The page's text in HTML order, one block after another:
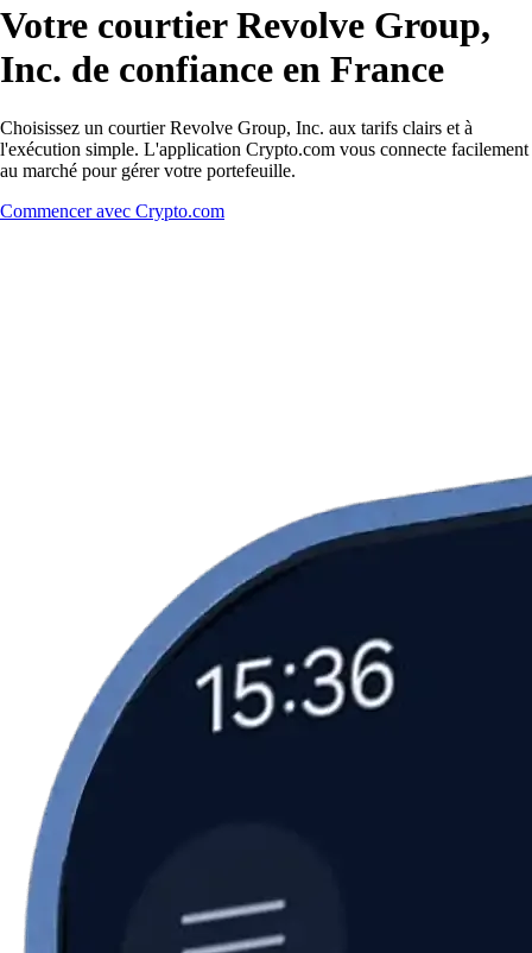
Votre courtier Revolve Group,
Inc. de confiance en France
Choisissez un courtier Revolve Group, Inc. aux tarifs clairs et à
l'exécution simple. L'application Crypto.com vous connecte facilement
au marché pour gérer votre portefeuille.
Commencer avec Crypto.com